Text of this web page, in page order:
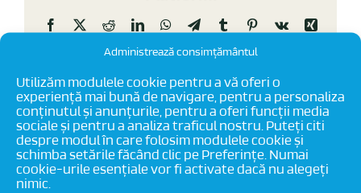
Administrează consimțământul
Utilizăm modulele cookie pentru a vă oferi o
experiență mai bună de navigare, pentru a personaliza
conținutul și anunțurile, pentru a oferi funcții media
sociale și pentru a analiza traficul nostru. Puteți citi
despre modul în care folosim modulele cookie și
schimba setările făcând clic pe Preferințe. Numai
cookie-urile esențiale vor fi activate dacă nu alegeți
nimic.
alamă
–
05/4350-
2026
Facebook
X RedditLinkedInWhatsApp
TelegramTumblrPinterest
Vk
Xing
mail
Despre autor:Tehnic Valrom Tehnic Valrom